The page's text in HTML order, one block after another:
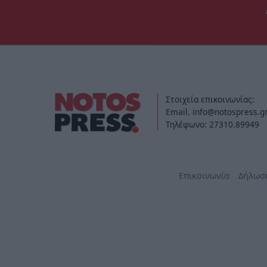
Στοιχεία επικοινωνίας:
Email. info@notospress.gr
Τηλέφωνο: 27310.89949
Επικοινωνία